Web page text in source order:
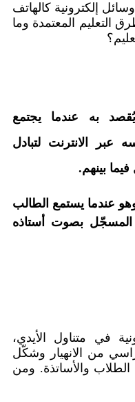
إلكترونية كالهاتف
التعليم المعتمدة وما
به عندما يجتمع
عبر الانترنت لتبادل
بينهم.
عندما يستمع الطالب
المسجّل بصوت أستاذه
في متناول الأيدي،
من الانهيار وشكّل
والأساتذة. ومن